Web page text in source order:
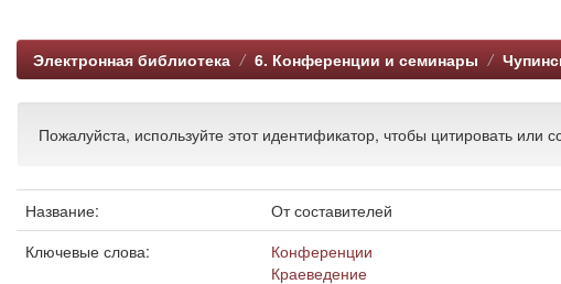
Электронная библиотека 6. Конференции и семинары
Пожалуйста, используйте этот идентификатор, чтобы цитировать или
Название:
От составителей
Ключевые слова:
Конференции
Краеведение